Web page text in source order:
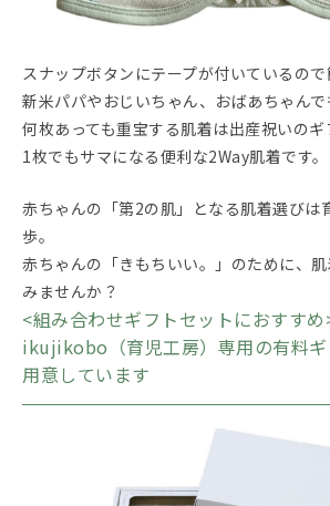
スナップボタンにテープが付いているので
新米パパやおじいちゃん、おばあちゃんで
何枚あっても重宝する肌着は出産祝いのギ
1枚でもサマになる便利な2Way肌着です。
赤ちゃんの「第2の肌」となる肌着選びは
歩。
赤ちゃんの「きもちいい。」のために、
みませんか？
<組み合わせギフトセットにおすすめ
ikujikobo（育児工房）専用の有料
用意しています